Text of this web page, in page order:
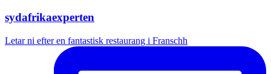
sydafrikaexperten
Letar ni efter en fantastisk restaurang i Franschh